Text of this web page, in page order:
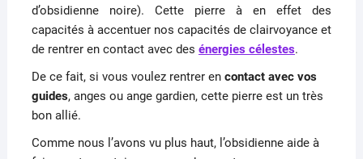
d’obsidienne noire). Cette pierre à en effet des
capacités à accentuer nos capacités de clairvoyance et
de rentrer en contact avec des énergies célestes.
De ce fait, si vous voulez rentrer en contact avec vos
guides, anges ou ange gardien, cette pierre est un très
bon allié.
Comme nous l’avons vu plus haut, l’obsidienne aide à